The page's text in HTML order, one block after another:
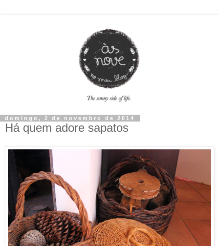
domingo, 2 de novembro de 2014
Há quem adore sapatos